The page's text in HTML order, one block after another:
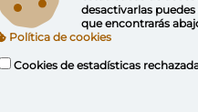
desactivarlas puedes
que encontrarás
Política de cookies
Cookies de estadísticas